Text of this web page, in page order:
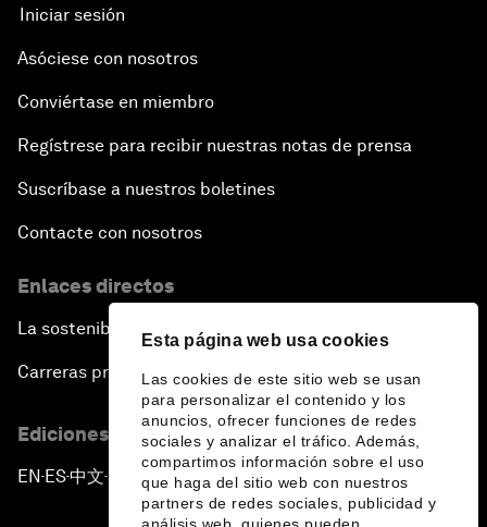
Esta página web usa cookies
Las cookies de este sitio web se usan
para personalizar el contenido y los
anuncios, ofrecer funciones de redes
sociales y analizar el tráfico. Además,
compartimos información sobre el uso
que haga del sitio web con nuestros
partners de redes sociales, publicidad y
Iniciar sesión
Asóciese con nosotros
Conviértase en miembro
Regístrese para recibir nuestras notas de prensa
Suscríbase a nuestros boletines
Contacte con nosotros
Enlaces directos
La sostenibilidad en el Foro
Carreras profesionales
Ediciones en otros idiomas
EN ▪ ES▪中文▪ 日本語